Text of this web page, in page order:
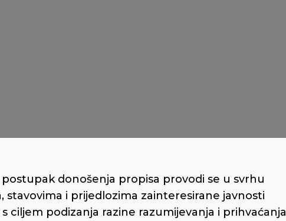
donošenja propisa provodi se u svrhu
i prijedlozima zainteresirane javnosti
ciljem podizanja razine razumijevanja i prihvaćanja